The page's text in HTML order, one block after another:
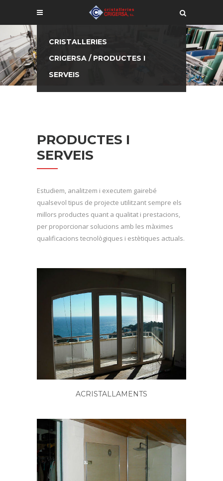
CRISTALLERIES
CRIGERSA / PRODUCTES I
SERVEIS
PRODUCTES I
SERVEIS
Estudiem, analitzem i executem gairebé
qualsevol tipus de projecte utilitzant sempre els
millors productes quant a qualitat i prestacions,
per proporcionar solucions amb les màximes
qualificacions tecnològiques i estètiques actuals.
ACRISTALLAMENTS